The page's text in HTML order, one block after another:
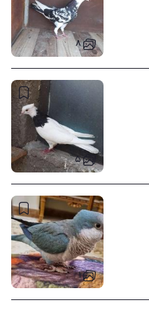
۸
۵
۱